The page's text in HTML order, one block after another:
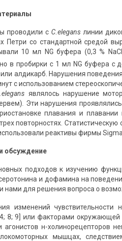
проводили с C.elegans линии
Петри со стандартной средой
10 мл NG буфера (0,3 %
в пробирки с 1 мл NG буфера с
алдикарб. Нарушения
с использованием
являлось нарушение
Эти нарушения
плавания и
повторностях.
реактивы фирмы Sigma.
обсуждение
подходов к изучению
и дофамина на
нами для решения вопроса о
изменений чувствительности
8; 9] или факторами окружающей
агонистов н-холинорецепторов
мышцах,